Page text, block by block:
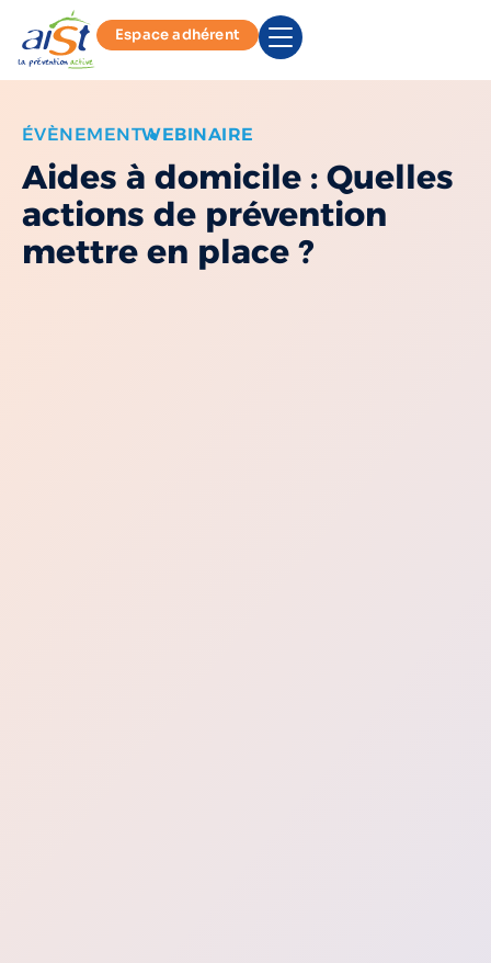
Espace adhérent
ÉVÈNEMENTWEBINAIRE
Aides à domicile : Quelles
actions de prévention
mettre en place ?